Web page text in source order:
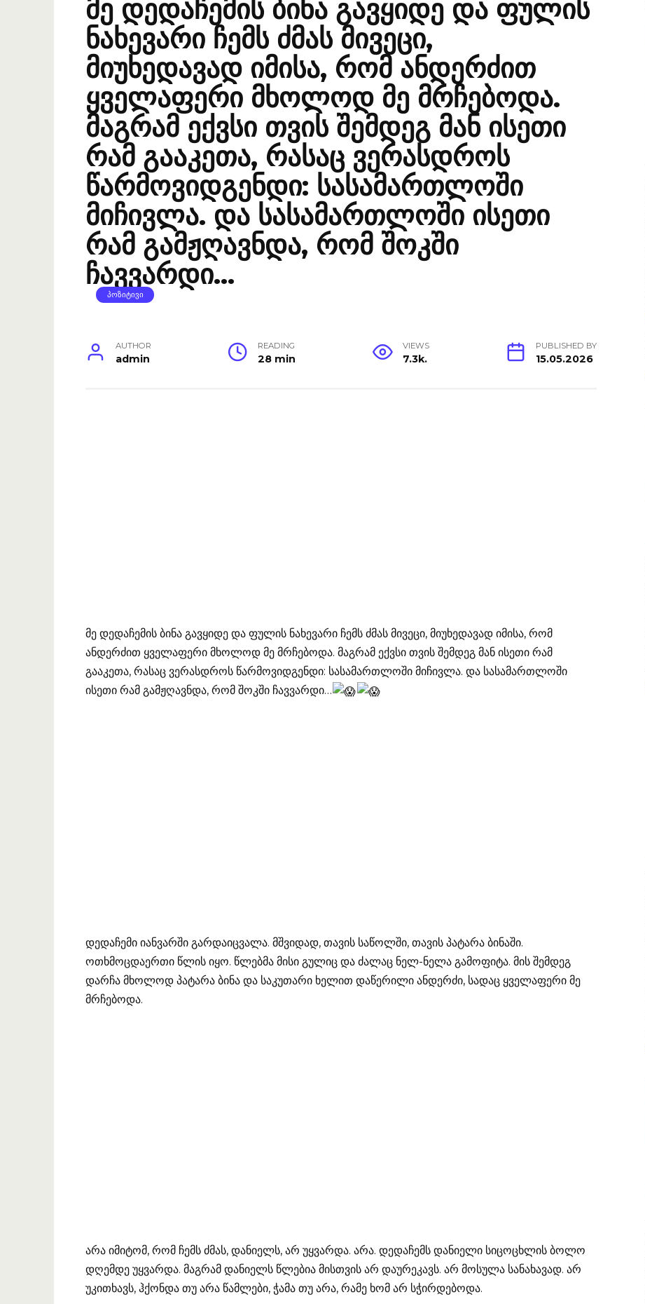
მე დედაჩემის ბინა გავყიდე და ფულის
ნახევარი ჩემს ძმას მივეცი,
მიუხედავად იმისა, რომ ანდერძით
ყველაფერი მხოლოდ მე მრჩებოდა.
მაგრამ ექვსი თვის შემდეგ მან ისეთი
რამ გააკეთა, რასაც ვერასდროს
წარმოვიდგენდი: სასამართლოში
მიჩივლა. და სასამართლოში ისეთი
რამ გამჟღავნდა, რომ შოკში
ჩავვარდი…
ᲞᲝᲖᲘᲢᲘᲕᲘ
AUTHOR
admin
READING
28 min
VIEWS
7.3k.
PUBLISHED BY
15.05.2026
მე დედაჩემის ბინა გავყიდე და ფულის ნახევარი ჩემს ძმას მივეცი, მიუხედავად იმისა, რომ
ანდერძით ყველაფერი მხოლოდ მე მრჩებოდა. მაგრამ ექვსი თვის შემდეგ მან ისეთი რამ
გააკეთა, რასაც ვერასდროს წარმოვიდგენდი: სასამართლოში მიჩივლა. და სასამართლოში
ისეთი რამ გამჟღავნდა, რომ შოკში ჩავვარდი…
დედაჩემი იანვარში გარდაიცვალა. მშვიდად, თავის საწოლში, თავის პატარა ბინაში.
ოთხმოცდაერთი წლის იყო. წლებმა მისი გულიც და ძალაც ნელ-ნელა გამოფიტა. მის შემდეგ
დარჩა მხოლოდ პატარა ბინა და საკუთარი ხელით დაწერილი ანდერძი, სადაც ყველაფერი მე
მრჩებოდა.
არა იმიტომ, რომ ჩემს ძმას, დანიელს, არ უყვარდა. არა. დედაჩემს დანიელი სიცოცხლის ბოლო
დღემდე უყვარდა. მაგრამ დანიელს წლებია მისთვის არ დაურეკავს. არ მოსულა სანახავად. არ
უკითხავს, ჰქონდა თუ არა წამლები, ჭამა თუ არა, რამე ხომ არ სჭირდებოდა.